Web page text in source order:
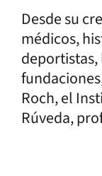
Desde su
médicos,
Roch, el
Rúveda,